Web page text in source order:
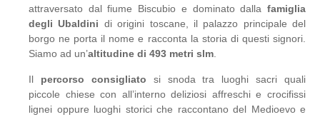
attraversato dal fiume Biscubio e dominato dalla famiglia
degli Ubaldini di origini toscane, il palazzo principale del
borgo ne porta il nome e racconta la storia di questi signori.
Siamo ad un’altitudine di 493 metri slm
Il percorso consigliato si snoda tra luoghi sacri quali
piccole chiese con all’interno deliziosi affreschi e crocifissi
lignei oppure luoghi storici che raccontano del Medioevo e